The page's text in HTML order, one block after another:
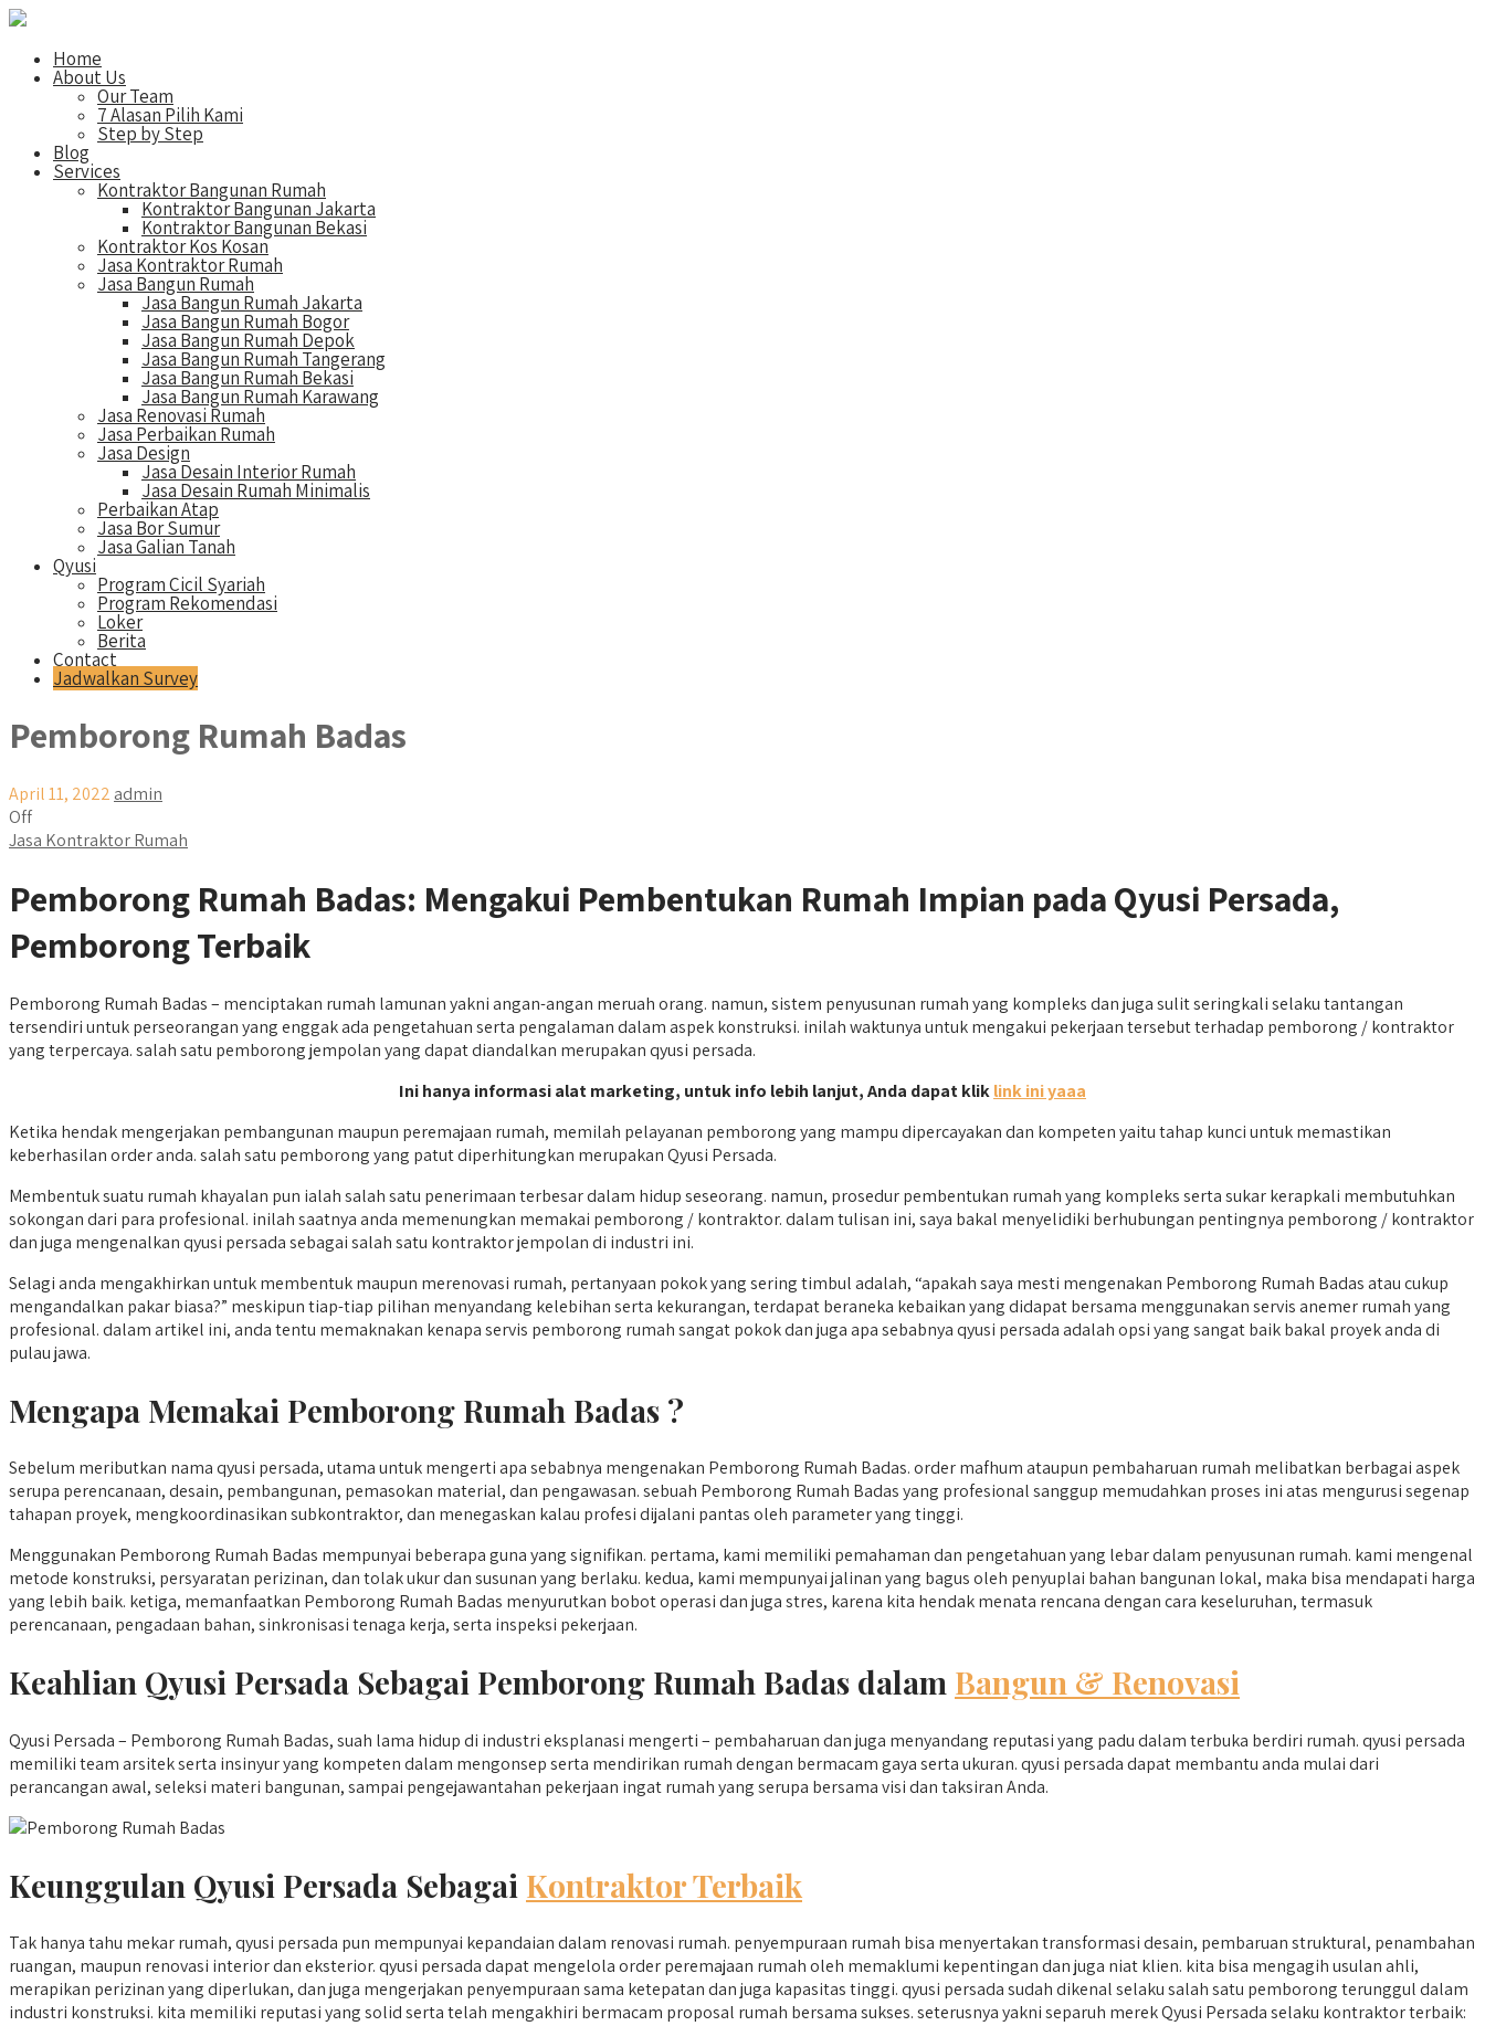
Home
About Us
Our Team
7 Alasan Pilih Kami
Step by Step
Blog
Services
Kontraktor Bangunan Rumah
Kontraktor Bangunan Jakarta
Kontraktor Bangunan Bekasi
Kontraktor Kos Kosan
Jasa Kontraktor Rumah
Jasa Bangun Rumah
Jasa Bangun Rumah Jakarta
Jasa Bangun Rumah Bogor
Jasa Bangun Rumah Depok
Jasa Bangun Rumah Tangerang
Jasa Bangun Rumah Bekasi
Jasa Bangun Rumah Karawang
Jasa Renovasi Rumah
Jasa Perbaikan Rumah
Jasa Design
Jasa Desain Interior Rumah
Jasa Desain Rumah Minimalis
Perbaikan Atap
Jasa Bor Sumur
Jasa Galian Tanah
Qyusi
Program Cicil Syariah
Program Rekomendasi
Loker
Berita
Contact
Jadwalkan Survey
Pemborong Rumah Badas
April 11, 2022 admin
Off
Jasa Kontraktor Rumah
Pemborong Rumah Badas: Mengakui Pembentukan Rumah Impian pada Qyusi Persada,
Pemborong Terbaik
Pemborong Rumah Badas – menciptakan rumah lamunan yakni angan-angan meruah orang. namun, sistem penyusunan rumah yang kompleks dan juga sulit seringkali selaku tantangan
tersendiri untuk perseorangan yang enggak ada pengetahuan serta pengalaman dalam aspek konstruksi. inilah waktunya untuk mengakui pekerjaan tersebut terhadap pemborong / kontraktor
yang terpercaya. salah satu pemborong jempolan yang dapat diandalkan merupakan qyusi persada.
Ini hanya informasi alat marketing, untuk info lebih lanjut, Anda dapat kliklink ini yaaa
Ketika hendak mengerjakan pembangunan maupun peremajaan rumah, memilah pelayanan pemborong yang mampu dipercayakan dan kompeten yaitu tahap kunci untuk memastikan
keberhasilan order anda. salah satu pemborong yang patut diperhitungkan merupakan Qyusi Persada.
Membentuk suatu rumah khayalan pun ialah salah satu penerimaan terbesar dalam hidup seseorang. namun, prosedur pembentukan rumah yang kompleks serta sukar kerapkali membutuhkan
sokongan dari para profesional. inilah saatnya anda memenungkan memakai pemborong / kontraktor. dalam tulisan ini, saya bakal menyelidiki berhubungan pentingnya pemborong / kontraktor
dan juga mengenalkan qyusi persada sebagai salah satu kontraktor jempolan di industri ini.
Selagi anda mengakhirkan untuk membentuk maupun merenovasi rumah, pertanyaan pokok yang sering timbul adalah, “apakah saya mesti mengenakan Pemborong Rumah Badas atau cukup
mengandalkan pakar biasa?” meskipun tiap-tiap pilihan menyandang kelebihan serta kekurangan, terdapat beraneka kebaikan yang didapat bersama menggunakan servis anemer rumah yang
profesional. dalam artikel ini, anda tentu memaknakan kenapa servis pemborong rumah sangat pokok dan juga apa sebabnya qyusi persada adalah opsi yang sangat baik bakal proyek anda di
pulau jawa.
Mengapa Memakai Pemborong Rumah Badas ?
Sebelum meributkan nama qyusi persada, utama untuk mengerti apa sebabnya mengenakan Pemborong Rumah Badas. order mafhum ataupun pembaharuan rumah melibatkan berbagai aspek
serupa perencanaan, desain, pembangunan, pemasokan material, dan pengawasan. sebuah Pemborong Rumah Badas yang profesional sanggup memudahkan proses ini atas mengurusi segenap
tahapan proyek, mengkoordinasikan subkontraktor, dan menegaskan kalau profesi dijalani pantas oleh parameter yang tinggi.
Menggunakan Pemborong Rumah Badas mempunyai beberapa guna yang signifikan. pertama, kami memiliki pemahaman dan pengetahuan yang lebar dalam penyusunan rumah. kami mengenal
metode konstruksi, persyaratan perizinan, dan tolak ukur dan susunan yang berlaku. kedua, kami mempunyai jalinan yang bagus oleh penyuplai bahan bangunan lokal, maka bisa mendapati harga
yang lebih baik. ketiga, memanfaatkan Pemborong Rumah Badas menyurutkan bobot operasi dan juga stres, karena kita hendak menata rencana dengan cara keseluruhan, termasuk
perencanaan, pengadaan bahan, sinkronisasi tenaga kerja, serta inspeksi pekerjaan.
Keahlian Qyusi Persada Sebagai Pemborong Rumah Badas dalam Bangun & Renovasi
Qyusi Persada – Pemborong Rumah Badas, suah lama hidup di industri eksplanasi mengerti – pembaharuan dan juga menyandang reputasi yang padu dalam terbuka berdiri rumah. qyusi persada
memiliki team arsitek serta insinyur yang kompeten dalam mengonsep serta mendirikan rumah dengan bermacam gaya serta ukuran. qyusi persada dapat membantu anda mulai dari
perancangan awal, seleksi materi bangunan, sampai pengejawantahan pekerjaan ingat rumah yang serupa bersama visi dan taksiran Anda.
Keunggulan Qyusi Persada Sebagai Kontraktor Terbaik
Tak hanya tahu mekar rumah, qyusi persada pun mempunyai kepandaian dalam renovasi rumah. penyempuraan rumah bisa menyertakan transformasi desain, pembaruan struktural, penambahan
ruangan, maupun renovasi interior dan eksterior. qyusi persada dapat mengelola order peremajaan rumah oleh memaklumi kepentingan dan juga niat klien. kita bisa mengagih usulan ahli,
merapikan perizinan yang diperlukan, dan juga mengerjakan penyempuraan sama ketepatan dan juga kapasitas tinggi. qyusi persada sudah dikenal selaku salah satu pemborong terunggul dalam
industri konstruksi. kita memiliki reputasi yang solid serta telah mengakhiri bermacam proposal rumah bersama sukses. seterusnya yakni separuh merek Qyusi Persada selaku kontraktor terbaik: